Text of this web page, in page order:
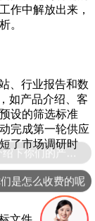
作中解放出来，
。
、行业报告和数
如产品介绍、客
设的筛选标准
完成第一轮供应
了市场调研时
是怎么收费的呢